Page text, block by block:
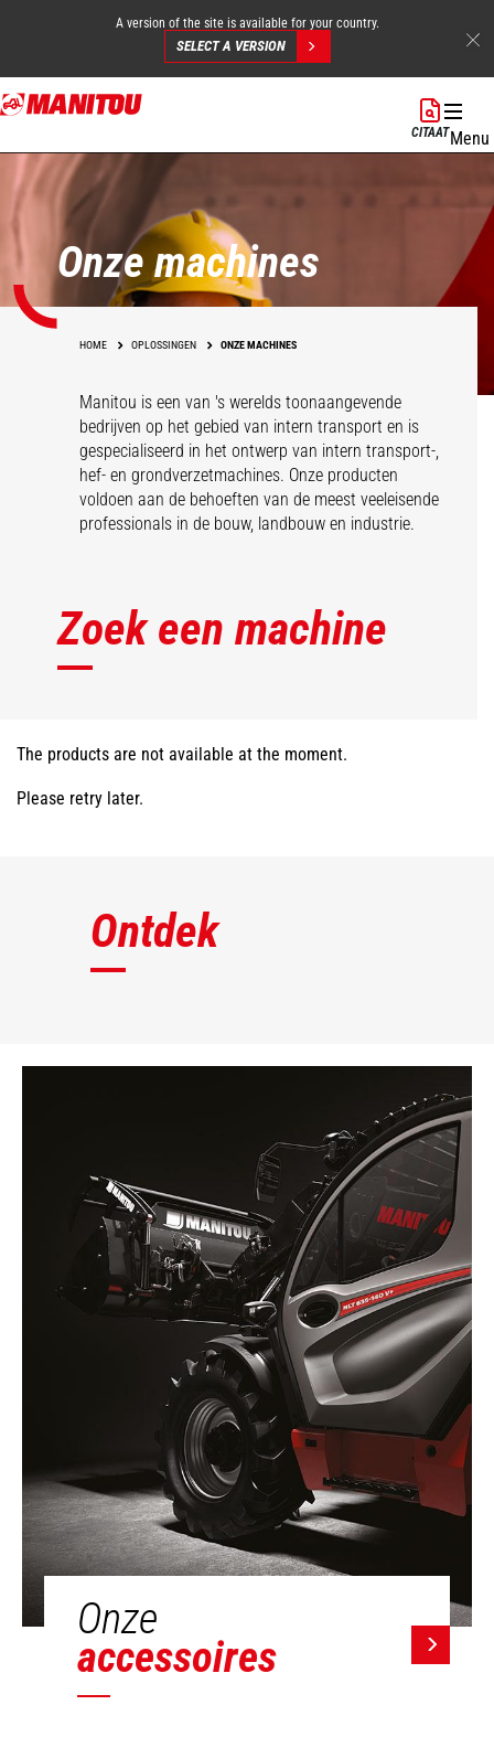
Overslaan
en
inhoud
A version of the site is available for your country.
SELECT A VERSION
CITAATMenu
Onze machines
HOME OPLOSSINGEN ONZE MACHINES
Manitou is een van 's werelds toonaangevende
bedrijven op het gebied van intern transport en is
gespecialiseerd in het ontwerp van intern transport-,
hef- en grondverzetmachines. Onze producten
voldoen aan de behoeften van de meest veeleisende
professionals in de bouw, landbouw en industrie.
Zoek een machine
The products are not available at the moment.
Please retry later.
Ontdek
Onze
accessoires